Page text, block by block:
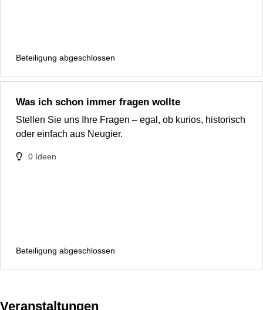
Beteiligung abgeschlossen
Was ich schon immer fragen wollte
Stellen Sie uns Ihre Fragen – egal, ob kurios, historisch
oder einfach aus Neugier.
0 Ideen
Beteiligung abgeschlossen
Veranstaltungen